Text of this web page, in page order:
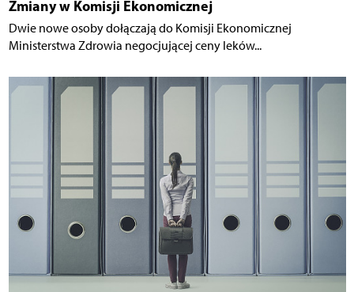
Zmiany w Komisji Ekonomicznej
Dwie nowe osoby dołączają do Komisji Ekonomicznej
Ministerstwa Zdrowia negocjującej ceny leków...